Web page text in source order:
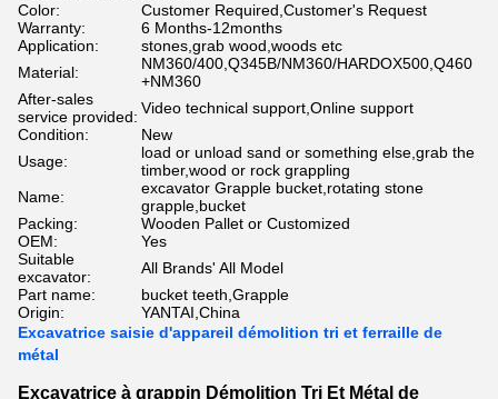
Color:
Customer Required,Customer's Request
Warranty:
6 Months-12months
Application:
stones,grab wood,woods etc
Material:
NM360/400,Q345B/NM360/HARDOX500,Q460
+NM360
After-sales
service provided: Video technical support,Online support
Condition:
New
Usage:
load or unload sand or something else,grab the
timber,wood or rock grappling
Name:
excavator Grapple bucket,rotating stone
grapple,bucket
Packing:
Wooden Pallet or Customized
OEM:
Yes
Suitable
excavator:
All Brands' All Model
Part name:
bucket teeth,Grapple
Origin:
YANTAI,China
Excavatrice saisie d'appareil démolition tri et ferraille de
métal
Excavatrice à grappin Démolition Tri Et Métal de